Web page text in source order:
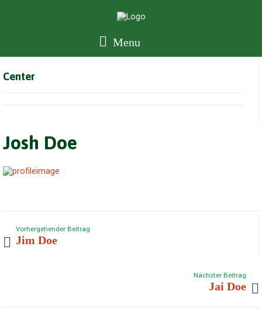
Menu
Center
Josh Doe
Vorhergehender Beitrag
Jim Doe
Nächster Beitrag
Jai Doe